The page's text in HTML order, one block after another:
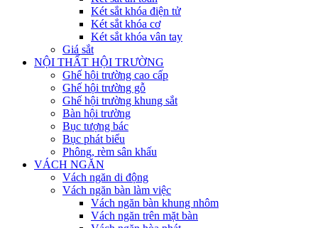
Két sắt khóa điện tử
Két sắt khóa cơ
Két sắt khóa vân tay
Giá sắt
NỘI THẤT HỘI TRƯỜNG
Ghế hội trường cao cấp
Ghế hội trường gỗ
Ghế hội trường khung sắt
Bàn hội trường
Bục tượng bác
Bục phát biểu
Phông, rèm sân khấu
VÁCH NGĂN
Vách ngăn di động
Vách ngăn bàn làm việc
Vách ngăn bàn khung nhôm
Vách ngăn trên mặt bàn